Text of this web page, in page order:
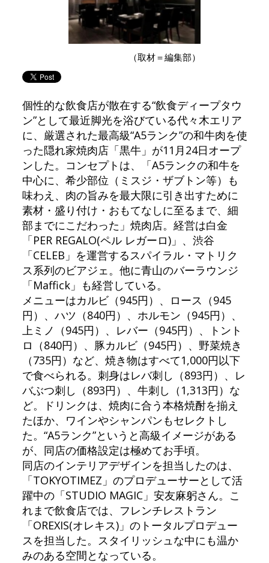
（取材＝編集部）
個性的な飲食店が散在する“飲食ディープタウ
ン”として最近脚光を浴びている代々木エリア
に、厳選された最高級“A5ランク”の和牛肉を使
った隠れ家焼肉店「黒牛」が11月24日オープ
ンした。コンセプトは、「A5ランクの和牛を
中心に、希少部位（ミスジ・ザブトン等）も
味わえ、肉の旨みを最大限に引き出すために
素材・盛り付け・おもてなしに至るまで、細
部までにこだわった」焼肉店。経営は白金
「PER REGALO(ペル レガーロ)」、渋谷
「CELEB」を運営するスパイラル・マトリク
ス系列のビアジェ。他に青山のバーラウンジ
「Maffick」も経営している。
メニューはカルビ（945円）、ロース（945
円）、ハツ（840円）、ホルモン（945円）、
上ミノ（945円）、レバー（945円）、トント
ロ（840円）、豚カルビ（945円）、野菜焼き
（735円）など、焼き物はすべて1,000円以下
で食べられる。刺身はレバ刺し（893円）、レ
バぶつ刺し（893円）、牛刺し（1,313円）な
ど。ドリンクは、焼肉に合う本格焼酎を揃え
たほか、ワインやシャンパンもセレクトし
た。“A5ランク”というと高級イメージがある
が、同店の価格設定は極めてお手頃。
同店のインテリアデザインを担当したのは、
「TOKYOTIMEZ」のプロデューサーとして活
躍中の「STUDIO MAGIC」安友麻躬さん。こ
れまで飲食店では、フレンチレストラン
「OREXIS(オレキス)」のトータルプロデュー
スを担当した。スタイリッシュな中にも温か
みのある空間となっている。